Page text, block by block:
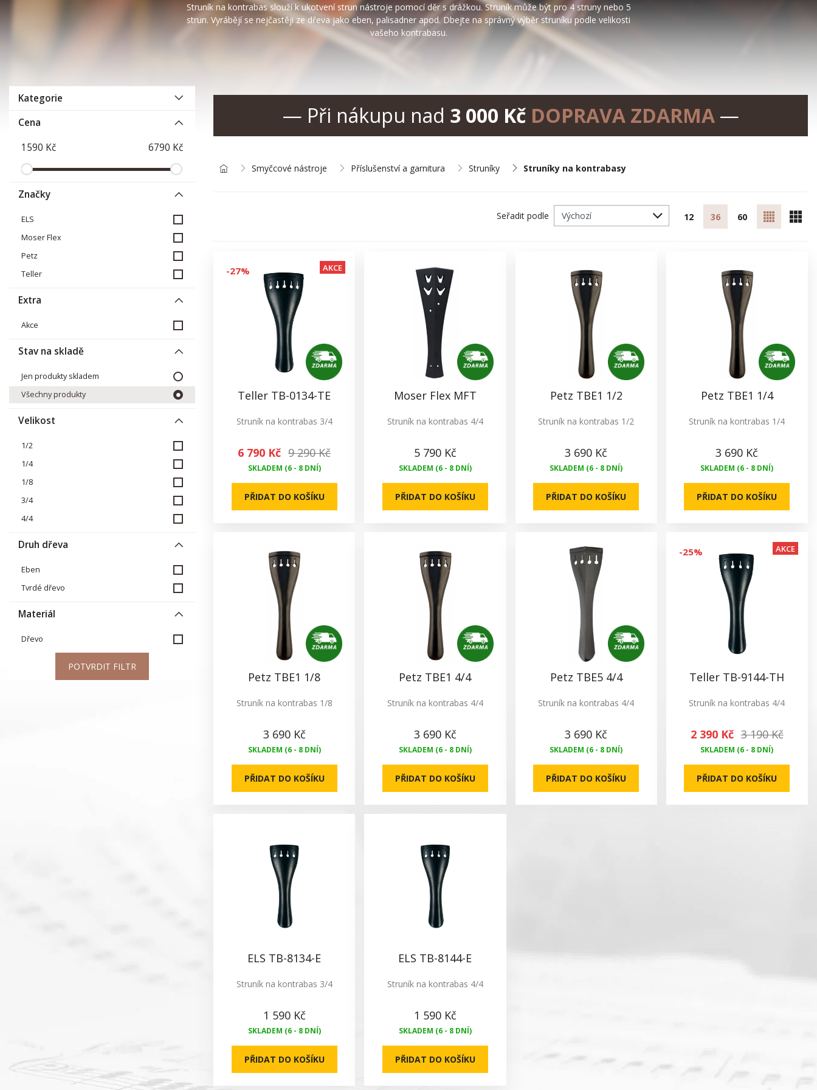
Struník na kontrabas slouží k ukotvení strun nástroje pomocí děr s drážkou. Struník může být pro 4 struny nebo 5
strun. Vyrábějí se nejčastěji ze dřeva jako eben, palisadner apod. Dbejte na správný výběr struníku podle velikosti
vašeho kontrabasu.
Kategorie
Cena
Značky
ELS
Moser Flex
Petz
Teller
Extra
Akce
Stav na skladě
Jen produkty skladem
Všechny produkty
Velikost
1/2
1/4
1/8
3/4
4/4
Druh dřeva
Eben
Tvrdé dřevo
Materiál
Dřevo
POTVRDIT FILTR
— Při nákupu nad 3 000 Kč DOPRAVA ZDARMA—
Smyčcové nástroje Příslušenství a garnitura Struníky Struníky na kontrabasy
Seřadit podle 12 36 60
-27% AKCE
Teller TB-0134-TE
Struník na kontrabas 3/4
6 790 Kč 9 290 Kč
SKLADEM (6 - 8 DNÍ)
PŘIDAT DO KOŠÍKU
Moser Flex MFT
Struník na kontrabas 4/4
5 790 Kč
SKLADEM (6 - 8 DNÍ)
PŘIDAT DO KOŠÍKU
Petz TBE1 1/2
Struník na kontrabas 1/2
3 690 Kč
SKLADEM (6 - 8 DNÍ)
PŘIDAT DO KOŠÍKU
Petz TBE1 1/4
Struník na kontrabas 1/4
3 690 Kč
SKLADEM (6 - 8 DNÍ)
PŘIDAT DO KOŠÍKU
Petz TBE1 1/8
Struník na kontrabas 1/8
3 690 Kč
SKLADEM (6 - 8 DNÍ)
PŘIDAT DO KOŠÍKU
Petz TBE1 4/4
Struník na kontrabas 4/4
3 690 Kč
SKLADEM (6 - 8 DNÍ)
PŘIDAT DO KOŠÍKU
Petz TBE5 4/4
Struník na kontrabas 4/4
3 690 Kč
SKLADEM (6 - 8 DNÍ)
PŘIDAT DO KOŠÍKU
-25% AKCE
Teller TB-9144-TH
Struník na kontrabas 4/4
2 390 Kč 3 190 Kč
SKLADEM (6 - 8 DNÍ)
PŘIDAT DO KOŠÍKU
ELS TB-8134-E
Struník na kontrabas 3/4
1 590 Kč
SKLADEM (6 - 8 DNÍ)
PŘIDAT DO KOŠÍKU
ELS TB-8144-E
Struník na kontrabas 4/4
1 590 Kč
SKLADEM (6 - 8 DNÍ)
PŘIDAT DO KOŠÍKU